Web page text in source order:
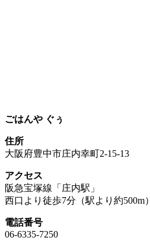
ごはんや ぐぅ
住所
大阪府豊中市庄内幸町2-15-13
アクセス
阪急宝塚線「庄内駅」
西口より徒歩7分（駅より約500m）
電話番号
06-6335-7250